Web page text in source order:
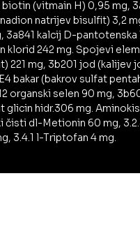
biotin (vitmain H) 0,95 mg,
natrijev bisulfit) 3,2
kalcij D-pantotenska
klorid 242 mg. Spojevi
221 mg, 3b201 jod (kalijev
bakar (bakrov sulfat
organski selen 90 mg,
glicin hidr.306 mg.
čisti dl-Metionin 60 mg,
3.4.1 l-Triptofan 4 mg.